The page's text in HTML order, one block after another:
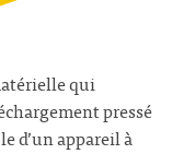
qui
pressé
d’un appareil à